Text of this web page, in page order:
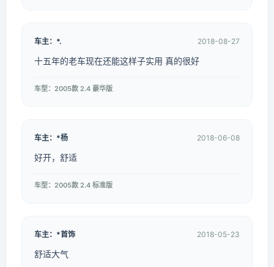
车主：*. 2018-08-27
十五年的老车现在还能这样子实用 真的很好
车型：2005款 2.4 豪华版
车主：*杨 2018-06-08
好开，舒适
车型：2005款 2.4 标准版
车主：*首饰 2018-05-23
舒适大气